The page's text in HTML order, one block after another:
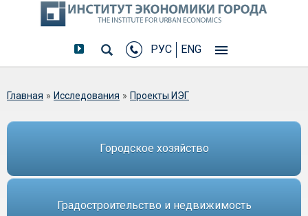
РУС ENG
Вы здесь
Главная » Исследования » Проекты ИЭГ
Городское хозяйство
Градостроительство и недвижимость